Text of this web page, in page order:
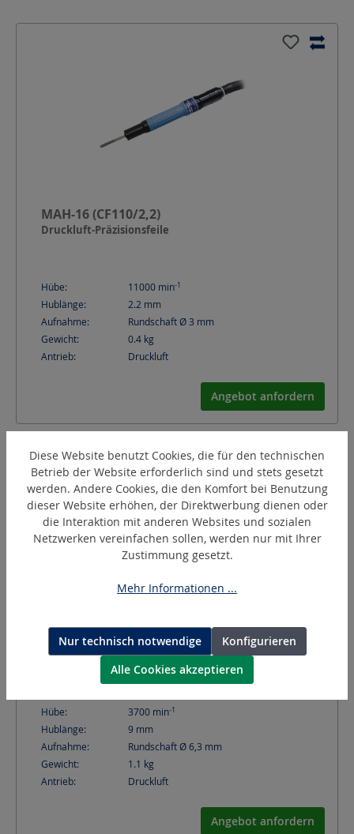
MAH-16 (CF110/2,2)
Druckluft-Präzisionsfeile
Hübe: 11000 min-1
Hublänge: 2.2 mm
Aufnahme:
Rundschaft Ø 3 mm
Gewicht:
0.4 kg
Antrieb:
Druckluft
Angebot anfordern
SH-100A (SF10A)
Druckluft-Feile
Hübe: 3700 min-1
Hublänge: 9 mm
Aufnahme:
Rundschaft Ø 6,3 mm
Gewicht:
1.1 kg
Antrieb:
Druckluft
Angebot anfordern
Diese Website benutzt Cookies, die für den technischen
Betrieb der Website erforderlich sind und stets gesetzt
werden. Andere Cookies, die den Komfort bei Benutzung
dieser Website erhöhen, der Direktwerbung dienen oder
die Interaktion mit anderen Websites und sozialen
Netzwerken vereinfachen sollen, werden nur mit Ihrer
Zustimmung gesetzt.
Mehr Informationen ...
Nur technisch notwendige
Konfigurieren
Alle Cookies akzeptieren